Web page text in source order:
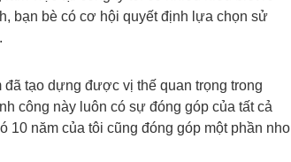
bạn bè có cơ hội quyết định lựa chọn sử
tạo dựng được vị thế quan trọng trong
công này luôn có sự đóng góp của tất cả
10 năm của tôi cũng đóng góp một phần nho